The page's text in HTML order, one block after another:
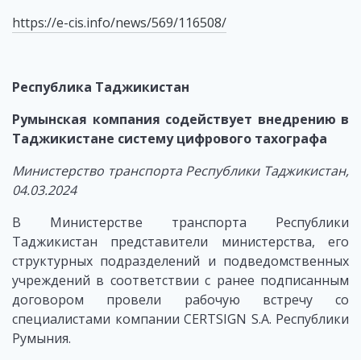
https://e-cis.info/news/569/116508/
Республика Таджикистан
Румынская компания содействует внедрению в
Таджикистане систему цифрового тахографа
Министерство транспорта Республики Таджикистан,
04.03.2024
В Министерстве транспорта Республики
Таджикистан представители министерства, его
структурных подразделений и подведомственных
учреждений в соответствии с ранее подписанным
договором провели рабочую встречу со
специалистами компании CERTSIGN S.A. Республики
Румыния.